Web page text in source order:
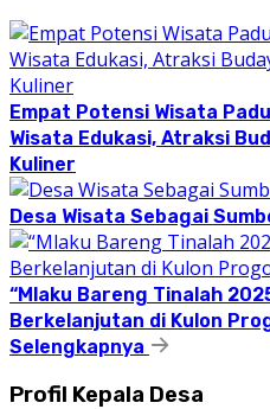
Empat Potensi Wisata
Wisata Edukasi, Atraksi
Kuliner
Desa Wisata Sebagai
“Mlaku Bareng Tinalah
Berkelanjutan di Kulon
Selengkapnya
Profil Kepala Desa